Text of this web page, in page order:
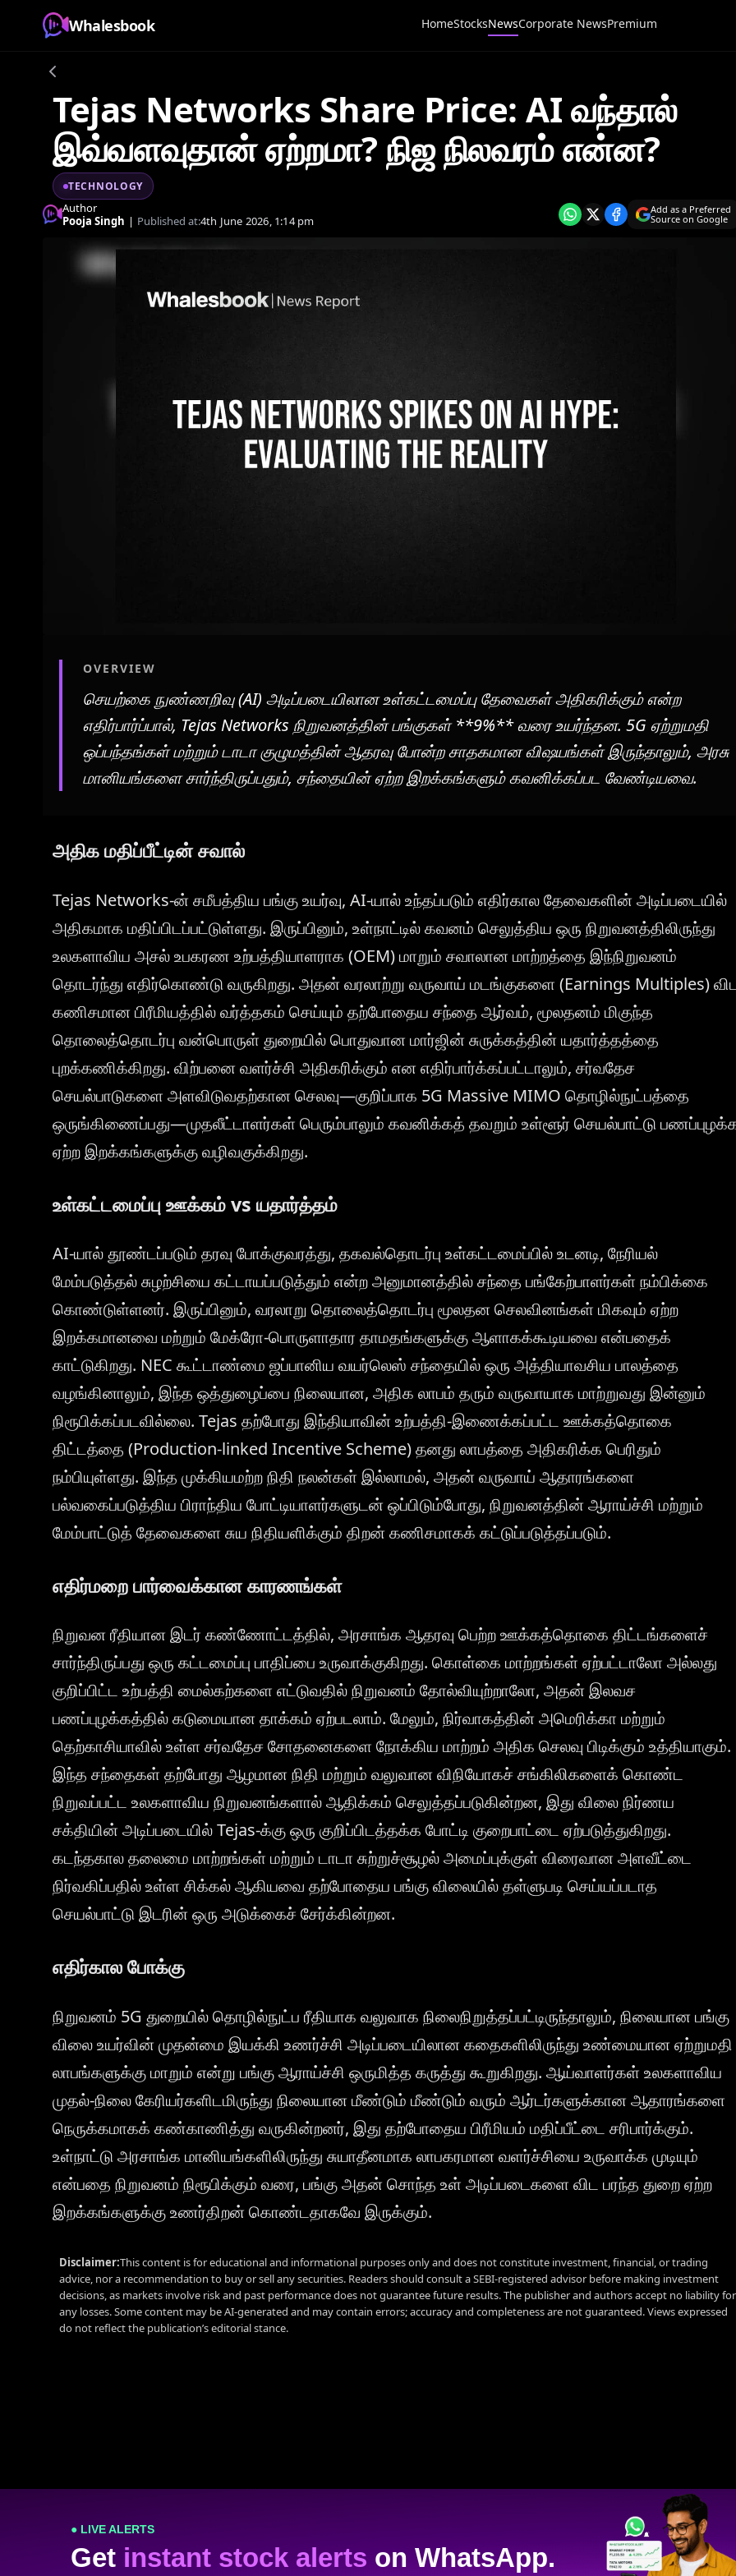
Whalesbook HomeStocksNewsCorporate NewsPremium
Tejas Networks Share Price: AI வந்தால்
இவ்வளவுதான் ஏற்றமா? நிஜ நிலவரம் என்ன?
TECHNOLOGY
Author
Pooja Singh | Published at:4th June 2026, 1:14 pm
Add as a Preferred
Source on Google
OVERVIEW
செயற்கை நுண்ணறிவு (AI) அடிப்படையிலான உள்கட்டமைப்பு தேவைகள் அதிகரிக்கும் என்ற
எதிர்பார்ப்பால், Tejas Networks நிறுவனத்தின் பங்குகள் **9%** வரை உயர்ந்தன. 5G ஏற்றுமதி
ஒப்பந்தங்கள் மற்றும் டாடா குழுமத்தின் ஆதரவு போன்ற சாதகமான விஷயங்கள் இருந்தாலும், அரசு
மானியங்களை சார்ந்திருப்பதும், சந்தையின் ஏற்ற இறக்கங்களும் கவனிக்கப்பட வேண்டியவை.
அதிக மதிப்பீட்டின் சவால்
Tejas Networks-ன் சமீபத்திய பங்கு உயர்வு, AI-யால் உந்தப்படும் எதிர்கால தேவைகளின் அடிப்படையில்
அதிகமாக மதிப்பிடப்பட்டுள்ளது. இருப்பினும், உள்நாட்டில் கவனம் செலுத்திய ஒரு நிறுவனத்திலிருந்து
உலகளாவிய அசல் உபகரண உற்பத்தியாளராக (OEM) மாறும் சவாலான மாற்றத்தை இந்நிறுவனம்
தொடர்ந்து எதிர்கொண்டு வருகிறது. அதன் வரலாற்று வருவாய் மடங்குகளை (Earnings Multiples)
கணிசமான பிரீமியத்தில் வர்த்தகம் செய்யும் தற்போதைய சந்தை ஆர்வம், மூலதனம் மிகுந்த
தொலைத்தொடர்பு வன்பொருள் துறையில் பொதுவான மார்ஜின் சுருக்கத்தின் யதார்த்தத்தை
புறக்கணிக்கிறது. விற்பனை வளர்ச்சி அதிகரிக்கும் என எதிர்பார்க்கப்பட்டாலும், சர்வதேச
செயல்பாடுகளை அளவிடுவதற்கான செலவு—குறிப்பாக 5G Massive MIMO தொழில்நுட்பத்தை
ஒருங்கிணைப்பது—முதலீட்டாளர்கள் பெரும்பாலும் கவனிக்கத் தவறும் உள்ளூர் செயல்பாட்டு
ஏற்ற இறக்கங்களுக்கு வழிவகுக்கிறது.
உள்கட்டமைப்பு ஊக்கம் vs யதார்த்தம்
AI-யால் தூண்டப்படும் தரவு போக்குவரத்து, தகவல்தொடர்பு உள்கட்டமைப்பில் உடனடி, நேரியல்
மேம்படுத்தல் சுழற்சியை கட்டாயப்படுத்தும் என்ற அனுமானத்தில் சந்தை பங்கேற்பாளர்கள் நம்பிக்கை
கொண்டுள்ளனர். இருப்பினும், வரலாறு தொலைத்தொடர்பு மூலதன செலவினங்கள் மிகவும் ஏற்ற
இறக்கமானவை மற்றும் மேக்ரோ-பொருளாதார தாமதங்களுக்கு ஆளாகக்கூடியவை என்பதைக்
காட்டுகிறது. NEC கூட்டாண்மை ஜப்பானிய வயர்லெஸ் சந்தையில் ஒரு அத்தியாவசிய பாலத்தை
வழங்கினாலும், இந்த ஒத்துழைப்பை நிலையான, அதிக லாபம் தரும் வருவாயாக மாற்றுவது இன்னும்
நிரூபிக்கப்படவில்லை. Tejas தற்போது இந்தியாவின் உற்பத்தி-இணைக்கப்பட்ட ஊக்கத்தொகை
திட்டத்தை (Production-linked Incentive Scheme) தனது லாபத்தை அதிகரிக்க பெரிதும்
நம்பியுள்ளது. இந்த முக்கியமற்ற நிதி நலன்கள் இல்லாமல், அதன் வருவாய் ஆதாரங்களை
பல்வகைப்படுத்திய பிராந்திய போட்டியாளர்களுடன் ஒப்பிடும்போது, நிறுவனத்தின் ஆராய்ச்சி மற்றும்
மேம்பாட்டுத் தேவைகளை சுய நிதியளிக்கும் திறன் கணிசமாகக் கட்டுப்படுத்தப்படும்.
எதிர்மறை பார்வைக்கான காரணங்கள்
நிறுவன ரீதியான இடர் கண்ணோட்டத்தில், அரசாங்க ஆதரவு பெற்ற ஊக்கத்தொகை திட்டங்களைச்
சார்ந்திருப்பது ஒரு கட்டமைப்பு பாதிப்பை உருவாக்குகிறது. கொள்கை மாற்றங்கள் ஏற்பட்டாலோ அல்லது
குறிப்பிட்ட உற்பத்தி மைல்கற்களை எட்டுவதில் நிறுவனம் தோல்வியுற்றாலோ, அதன் இலவச
பணப்புழக்கத்தில் கடுமையான தாக்கம் ஏற்படலாம். மேலும், நிர்வாகத்தின் அமெரிக்கா மற்றும்
தெற்காசியாவில் உள்ள சர்வதேச சோதனைகளை நோக்கிய மாற்றம் அதிக செலவு பிடிக்கும் உத்தியாகும்.
இந்த சந்தைகள் தற்போது ஆழமான நிதி மற்றும் வலுவான விநியோகச் சங்கிலிகளைக் கொண்ட
நிறுவப்பட்ட உலகளாவிய நிறுவனங்களால் ஆதிக்கம் செலுத்தப்படுகின்றன, இது விலை நிர்ணய
சக்தியின் அடிப்படையில் Tejas-க்கு ஒரு குறிப்பிடத்தக்க போட்டி குறைபாட்டை ஏற்படுத்துகிறது.
கடந்தகால தலைமை மாற்றங்கள் மற்றும் டாடா சுற்றுச்சூழல் அமைப்புக்குள் விரைவான அளவீட்டை
நிர்வகிப்பதில் உள்ள சிக்கல் ஆகியவை தற்போதைய பங்கு விலையில் தள்ளுபடி செய்யப்படாத
செயல்பாட்டு இடரின் ஒரு அடுக்கைச் சேர்க்கின்றன.
எதிர்கால போக்கு
நிறுவனம் 5G துறையில் தொழில்நுட்ப ரீதியாக வலுவாக நிலைநிறுத்தப்பட்டிருந்தாலும், நிலையான பங்கு
விலை உயர்வின் முதன்மை இயக்கி உணர்ச்சி அடிப்படையிலான கதைகளிலிருந்து உண்மையான ஏற்றுமதி
லாபங்களுக்கு மாறும் என்று பங்கு ஆராய்ச்சி ஒருமித்த கருத்து கூறுகிறது. ஆய்வாளர்கள் உலகளாவிய
முதல்-நிலை கேரியர்களிடமிருந்து நிலையான மீண்டும் மீண்டும் வரும் ஆர்டர்களுக்கான ஆதாரங்களை
நெருக்கமாகக் கண்காணித்து வருகின்றனர், இது தற்போதைய பிரீமியம் மதிப்பீட்டை சரிபார்க்கும்.
உள்நாட்டு அரசாங்க மானியங்களிலிருந்து சுயாதீனமாக லாபகரமான வளர்ச்சியை உருவாக்க முடியும்
என்பதை நிறுவனம் நிரூபிக்கும் வரை, பங்கு அதன் சொந்த உள் அடிப்படைகளை விட பரந்த துறை ஏற்ற
இறக்கங்களுக்கு உணர்திறன் கொண்டதாகவே இருக்கும்.
Disclaimer:This content is for educational and informational purposes only and does not constitute investment, financial, or trading
advice, nor a recommendation to buy or sell any securities. Readers should consult a SEBI-registered advisor before making investment
decisions, as markets involve risk and past performance does not guarantee future results. The publisher and authors accept no liability for
any losses. Some content may be AI-generated and may contain errors; accuracy and completeness are not guaranteed. Views expressed
do not reflect the publication’s editorial stance.
● LIVE ALERTS
Get instant stock alerts on WhatsApp.